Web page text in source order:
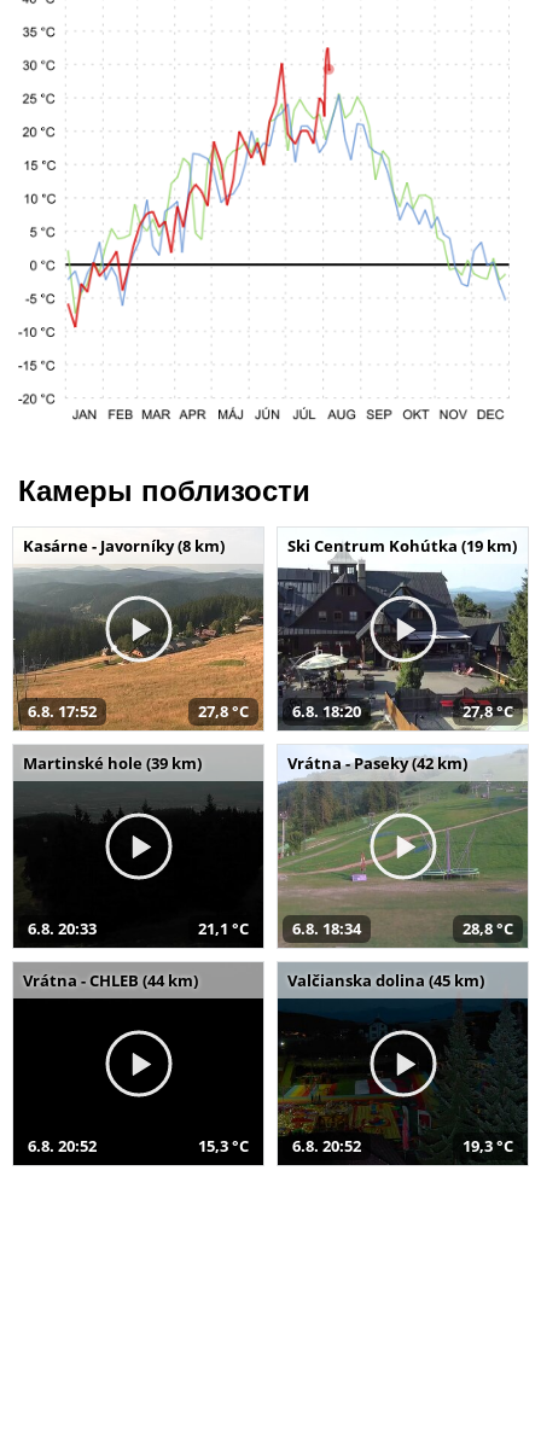
Камеры поблизости
Kasárne - Javorníky (8 km)
6.8. 17:52 27,8 °C
Ski Centrum Kohútka (19 km)
6.8. 18:20 27,8 °C
Martinské hole (39 km)
6.8. 20:33 21,1 °C
Vrátna - Paseky (42 km)
6.8. 18:34 28,8 °C
Vrátna - CHLEB (44 km)
6.8. 20:52 15,3 °C
Valčianska dolina (45 km)
6.8. 20:52 19,3 °C